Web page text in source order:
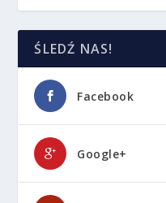
ŚLEDŹ NAS!
Facebook
Google+